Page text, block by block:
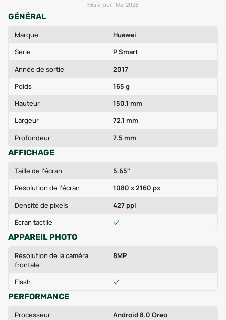
Mis à jour : Mai 2026
GÉNÉRAL
Marque
Huawei
Série
P Smart
Année de sortie
2017
Poids
165 g
Hauteur
150.1 mm
Largeur
72.1 mm
Profondeur
7.5 mm
AFFICHAGE
Taille de l'écran
5.65"
Résolution de l'écran
1080 x 2160 px
Densité de pixels
427 ppi
Écran tactile
APPAREIL PHOTO
Résolution de la caméra
frontale
8MP
Flash
PERFORMANCE
Processeur Android 8.0 Oreo